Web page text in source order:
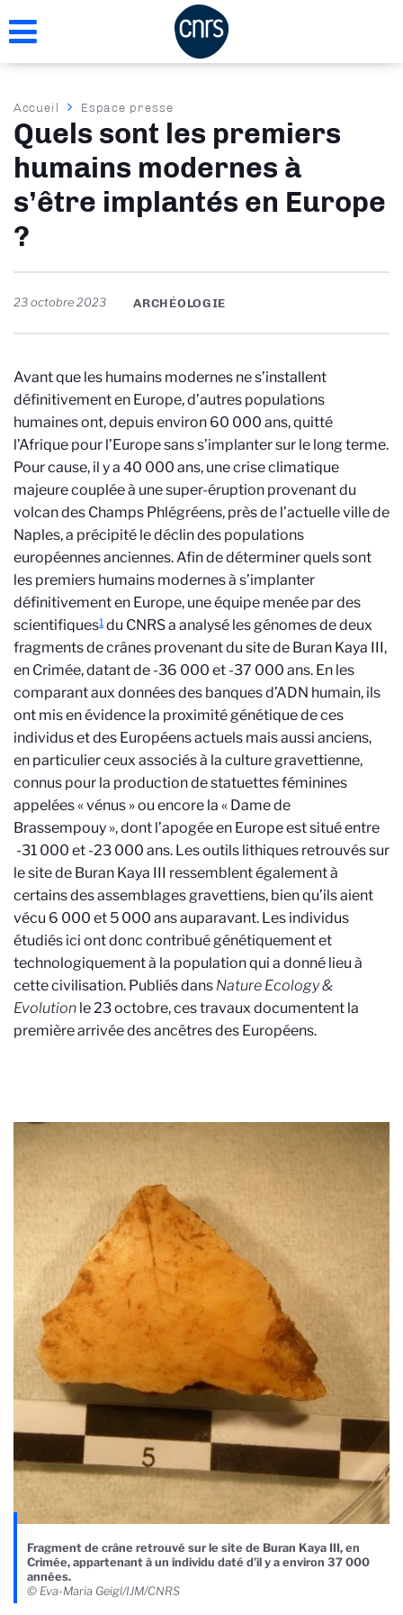
au
Fil
d'Ariane
Accueil Espace presse
Quels sont les premiers
humains modernes à
s’être implantés en Europe
?
23 octobre 2023 ARCHÉOLOGIE
Avant que les humains modernes ne s’installent
définitivement en Europe, d’autres populations
humaines ont, depuis environ 60 000 ans, quitté
l’Afrique pour l’Europe sans s’implanter sur le long terme.
Pour cause, il y a 40 000 ans, une crise climatique
majeure couplée à une super-éruption provenant du
volcan des Champs Phlégréens, près de l’actuelle ville de
Naples, a précipité le déclin des populations
européennes anciennes. Afin de déterminer quels sont
les premiers humains modernes à s’implanter
définitivement en Europe, une équipe menée par des
scientifiques1 du CNRS a analysé les génomes de deux
fragments de crânes provenant du site de Buran Kaya III,
en Crimée, datant de -36 000 et -37 000 ans. En les
comparant aux données des banques d’ADN humain, ils
ont mis en évidence la proximité génétique de ces
individus et des Européens actuels mais aussi anciens,
en particulier ceux associés à la culture gravettienne,
connus pour la production de statuettes féminines
appelées « vénus » ou encore la « Dame de
Brassempouy », dont l’apogée en Europe est situé entre
-31 000 et -23 000 ans. Les outils lithiques retrouvés sur
le site de Buran Kaya III ressemblent également à
certains des assemblages gravettiens, bien qu’ils aient
vécu 6 000 et 5 000 ans auparavant. Les individus
étudiés ici ont donc contribué génétiquement et
technologiquement à la population qui a donné lieu à
cette civilisation. Publiés dans Nature Ecology &
Evolution le 23 octobre, ces travaux documentent la
première arrivée des ancêtres des Européens.
Fragment de crâne retrouvé sur le site de Buran Kaya III, en
Crimée, appartenant à un individu daté d’il y a environ 37 000
années.
© Eva-Maria Geigl/IJM/CNRS